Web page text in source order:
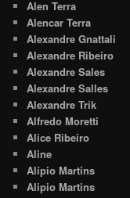
Alen Terra
Alencar Terra
Alexandre Gnattali
Alexandre Ribeiro
Alexandre Sales
Alexandre Salles
Alexandre Trik
Alfredo Moretti
Alice Ribeiro
Aline
Alípio Martins
Alipio Martins